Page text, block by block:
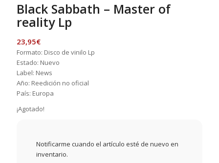
Black Sabbath – Master of
reality Lp
23,95€
Formato: Disco de vinilo Lp
Estado: Nuevo
Label: News ‎
Año: Reedición no oficial
País: Europa
¡Agotado!
Notificarme cuando el artículo esté de nuevo en
inventario.